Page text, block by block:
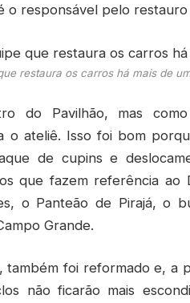
responsável pelo restauro
restaura os carros há mais de
do Pavilhão, mas
o ateliê. Isso foi bom
de cupins e
que fazem referência ao
o Panteão de Pirajá, o
Grande.
também foi reformado e, a
não ficarão mais